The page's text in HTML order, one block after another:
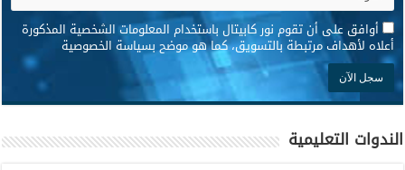
* أوافق على أن تقوم نور كابيتال باستخدام المعلومات الشخصية المذكورة
أعلاه لأهداف مرتبطة بالتسويق، كما هو موضح بسياسة الخصوصية
الندوات التعليمية